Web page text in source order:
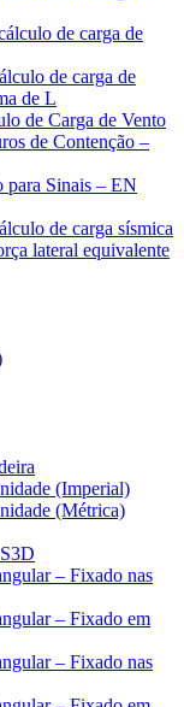
de carga de
de carga de
de L
de Carga de Vento
de Contenção –
para Sinais – EN
de carga sísmica
lateral equivalente
(Imperial)
(Métrica)
– Fixado nas
– Fixado em
– Fixado nas